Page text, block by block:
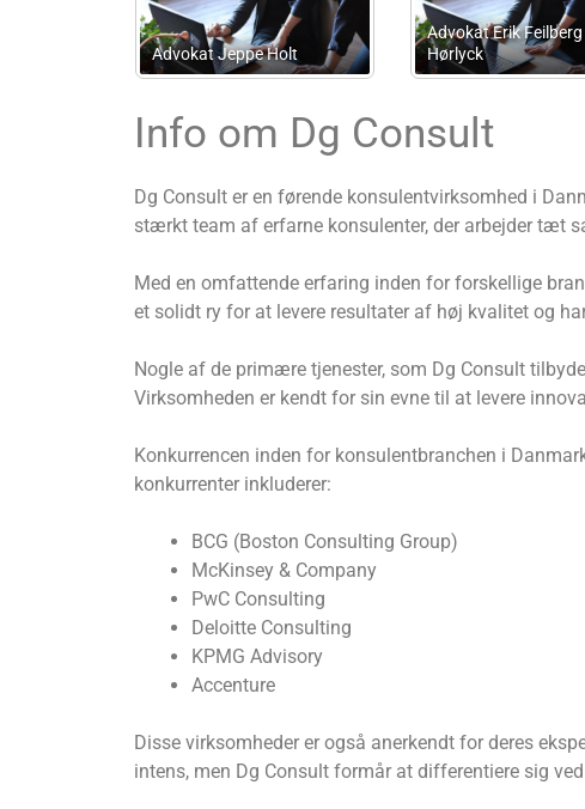
Revisor Karin Skovgård
Regnskabskontoret v/ Lise
Lotte Selåsdal Lauridsen
Info om Dg Consult
Dg Consult er en førende konsulentvirksomhed i
stærkt team af erfarne konsulenter, der arbejder tæt
Med en omfattende erfaring inden for forskellige
et solidt ry for at levere resultater af høj kvalitet og
Nogle af de primære tjenester, som Dg Consult
Virksomheden er kendt for sin evne til at levere
Konkurrencen inden for konsulentbranchen i
konkurrenter inkluderer:
BCG (Boston Consulting Group)
McKinsey & Company
PwC Consulting
Deloitte Consulting
KPMG Advisory
Accenture
Disse virksomheder er også anerkendt for deres
intens, men Dg Consult formår at differentiere sig